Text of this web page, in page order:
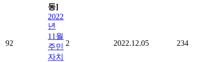
92
동]
2022
년
11월
주민
자치
2 2022.12.05 234